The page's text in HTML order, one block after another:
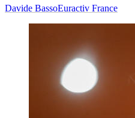
Davide BassoEuractiv France